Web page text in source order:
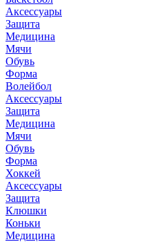
Аксессуары
Защита
Медицина
Мячи
Обувь
Форма
Волейбол
Аксессуары
Защита
Медицина
Мячи
Обувь
Форма
Хоккей
Аксессуары
Защита
Клюшки
Коньки
Медицина